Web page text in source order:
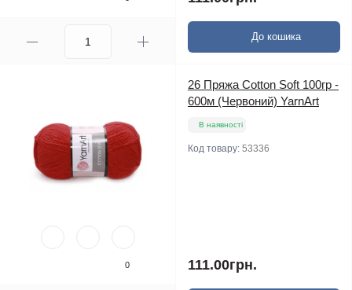
До кошика
0
26 Пряжа Cotton Soft 100гр -
600м (Червоний) YarnArt
В наявності
Код товару: 53336
111.00грн.